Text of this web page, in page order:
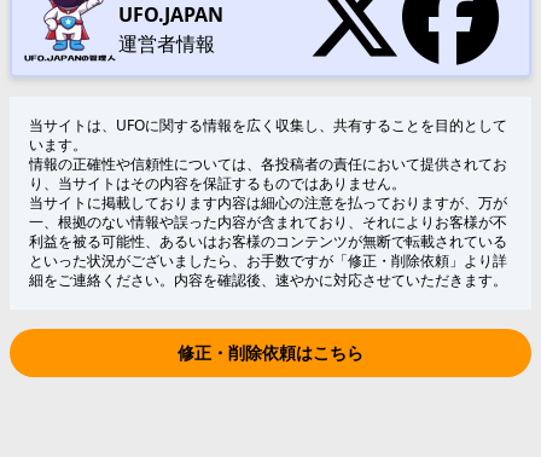
UFO.JAPAN
運営者情報
当サイトは、UFOに関する情報を広く収集し、共有することを目的として
います。
情報の正確性や信頼性については、各投稿者の責任において提供されてお
り、当サイトはその内容を保証するものではありません。
当サイトに掲載しております内容は細心の注意を払っておりますが、万が
一、根拠のない情報や誤った内容が含まれており、それによりお客様が不
利益を被る可能性、あるいはお客様のコンテンツが無断で転載されている
といった状況がございましたら、お手数ですが「修正・削除依頼」より詳
細をご連絡ください。内容を確認後、速やかに対応させていただきます。
修正・削除依頼はこちら